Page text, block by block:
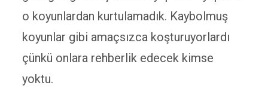
o koyunlardan kurtulamadık. Kaybolmuş
koyunlar gibi amaçsızca koşturuyorlardı
çünkü onlara rehberlik edecek kimse
yoktu.